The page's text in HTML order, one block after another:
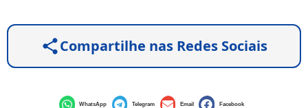
Compartilhe nas Redes Sociais
WhatsApp Telegram Email Facebook